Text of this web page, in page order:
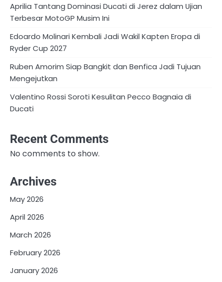
Aprilia Tantang Dominasi Ducati di Jerez dalam Ujian
Terbesar MotoGP Musim Ini
Edoardo Molinari Kembali Jadi Wakil Kapten Eropa di
Ryder Cup 2027
Ruben Amorim Siap Bangkit dan Benfica Jadi Tujuan
Mengejutkan
Valentino Rossi Soroti Kesulitan Pecco Bagnaia di
Ducati
Recent Comments
No comments to show.
Archives
May 2026
April 2026
March 2026
February 2026
January 2026